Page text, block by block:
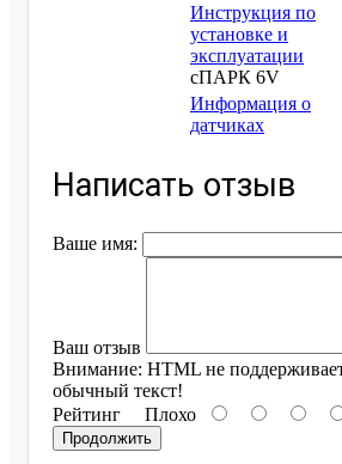
Инструкция по
установке и
эксплуатации
сПАРК 6V
Информация о
датчиках
Написать отзыв
Ваше имя:
Ваш отзыв
Внимание: HTML не
обычный текст!
Рейтинг Плохо
Продолжить